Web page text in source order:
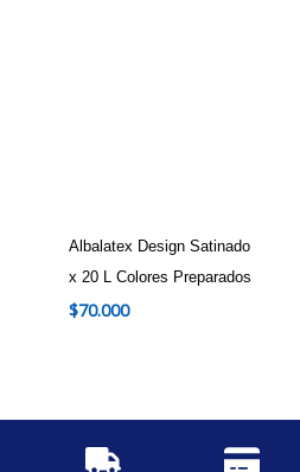
Albalatex Design Satinado
x 20 L Colores Preparados
$70.000